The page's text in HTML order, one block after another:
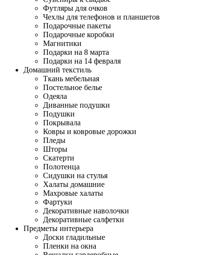
Футляры для очков
Чехлы для телефонов и планшетов
Подарочные пакеты
Подарочные коробки
Магнитики
Подарки на 8 марта
Подарки на 14 февраля
Домашний текстиль
Ткань мебельная
Постельное белье
Одеяла
Диванные подушки
Подушки
Покрывала
Ковры и ковровые дорожки
Пледы
Шторы
Скатерти
Полотенца
Сидушки на стулья
Халаты домашние
Махровые халаты
Фартуки
Декоративные наволочки
Декоративные салфетки
Предметы интерьера
Доски гладильные
Пленки на окна